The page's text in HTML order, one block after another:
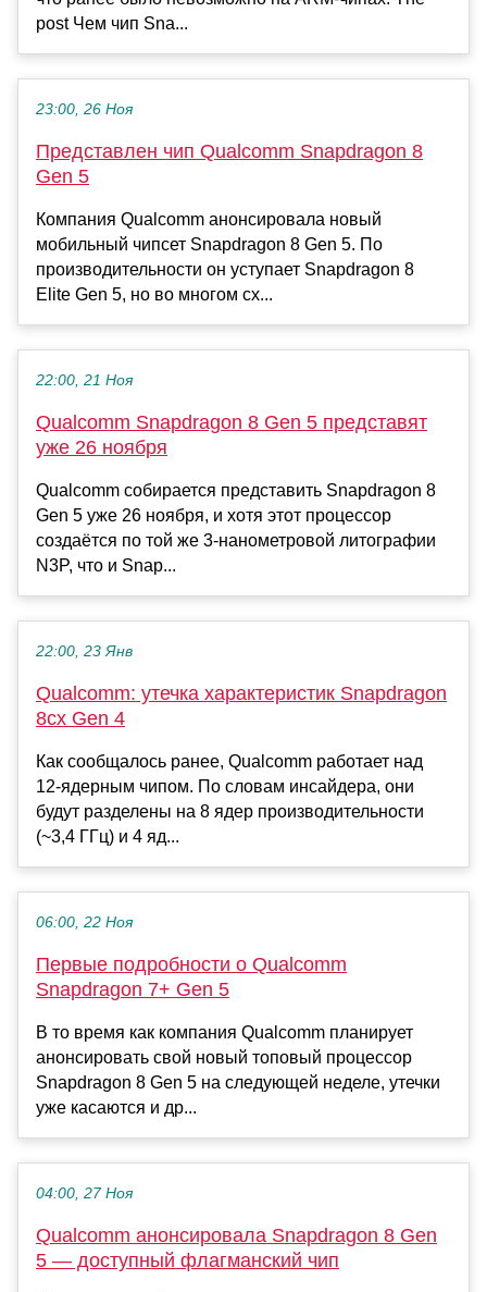
post Чем чип Sna...
23:00, 26 Ноя
Представлен чип Qualcomm Snapdragon 8
Gen 5
Компания Qualcomm анонсировала новый
мобильный чипсет Snapdragon 8 Gen 5. По
производительности он уступает Snapdragon 8
Elite Gen 5, но во многом сх...
22:00, 21 Ноя
Qualcomm Snapdragon 8 Gen 5 представят
уже 26 ноября
Qualcomm собирается представить Snapdragon 8
Gen 5 уже 26 ноября, и хотя этот процессор
создаётся по той же 3-нанометровой литографии
N3P, что и Snap...
22:00, 23 Янв
Qualcomm: утечка характеристик Snapdragon
8cx Gen 4
Как сообщалось ранее, Qualcomm работает над
12-ядерным чипом. По словам инсайдера, они
будут разделены на 8 ядер производительности
(~3,4 ГГц) и 4 яд...
06:00, 22 Ноя
Первые подробности о Qualcomm
Snapdragon 7+ Gen 5
В то время как компания Qualcomm планирует
анонсировать свой новый топовый процессор
Snapdragon 8 Gen 5 на следующей неделе, утечки
уже касаются и др...
04:00, 27 Ноя
Qualcomm анонсировала Snapdragon 8 Gen
5 — доступный флагманский чип